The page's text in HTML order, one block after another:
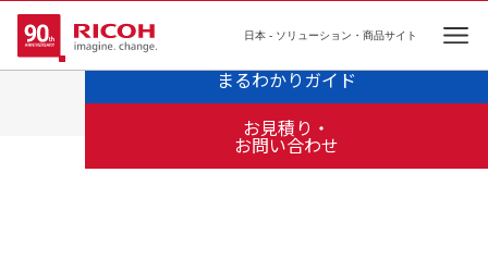
日本 - ソリューション・商品サイト
まるわかりガイド
お見積り・
お問い合わせ